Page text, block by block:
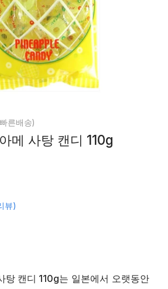
른배송)
메 사탕 캔디 110g
뷰)
탕 캔디 110g는 일본에서 오랫동안